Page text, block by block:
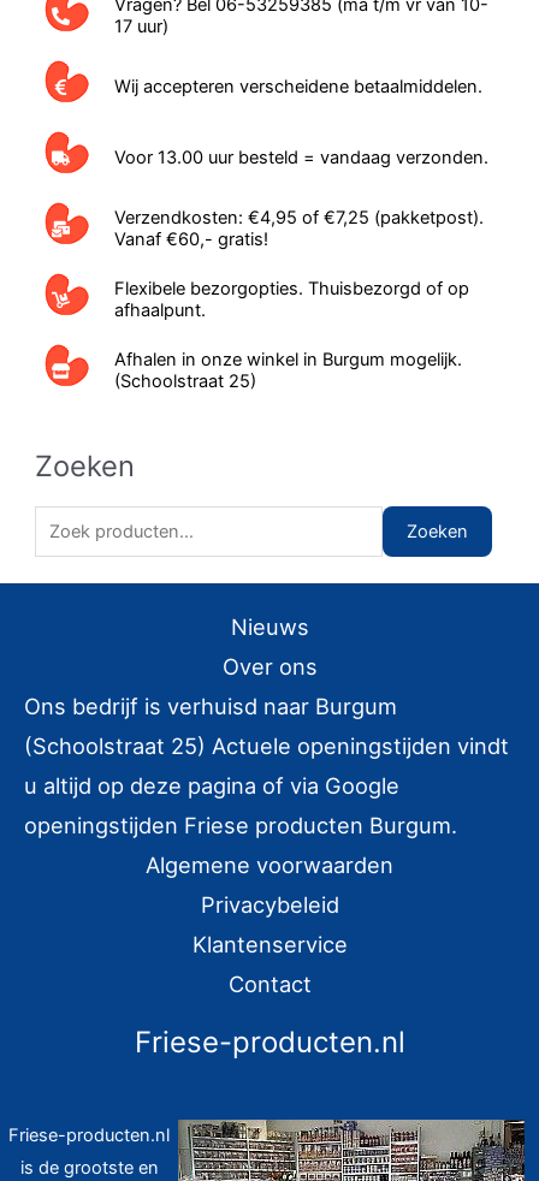
Vragen? Bel 06-53259385 (ma t/m vr van 10-
17 uur)
Wij accepteren verscheidene betaalmiddelen.
Voor 13.00 uur besteld = vandaag verzonden.
Verzendkosten: €4,95 of €7,25 (pakketpost).
Vanaf €60,- gratis!
Flexibele bezorgopties. Thuisbezorgd of op
afhaalpunt.
Afhalen in onze winkel in Burgum mogelijk.
(Schoolstraat 25)
Zoeken
o
n
r
Zoeken
Nieuws
Over ons
Ons bedrijf is verhuisd naar Burgum
(Schoolstraat 25) Actuele openingstijden vindt
u altijd op deze pagina of via Google
openingstijden Friese producten Burgum.
Algemene voorwaarden
Privacybeleid
Klantenservice
Contact
Friese-producten.nl
Friese-producten.nl
is de grootste en